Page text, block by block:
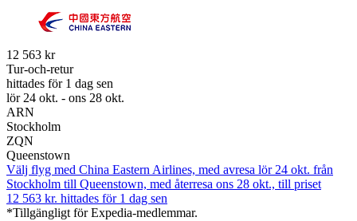
12 563 kr
Tur-och-retur
hittades för 1 dag sen
lör 24 okt. - ons 28 okt.
ARN
Stockholm
ZQN
Queenstown
Välj flyg med China Eastern Airlines, med avresa lör 24 okt. från
Stockholm till Queenstown, med återresa ons 28 okt., till priset
12 563 kr. hittades för 1 dag sen
*Tillgängligt för Expedia-medlemmar.